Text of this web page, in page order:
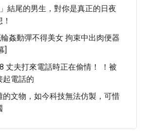
結尾的男生，對你是真正的日夜
姦動彈不得美女 拘束中出肉便器
]
丈夫打來電話時正在偷情！ ！被
起電話的
的文物，如今科技無法仿製，可惜